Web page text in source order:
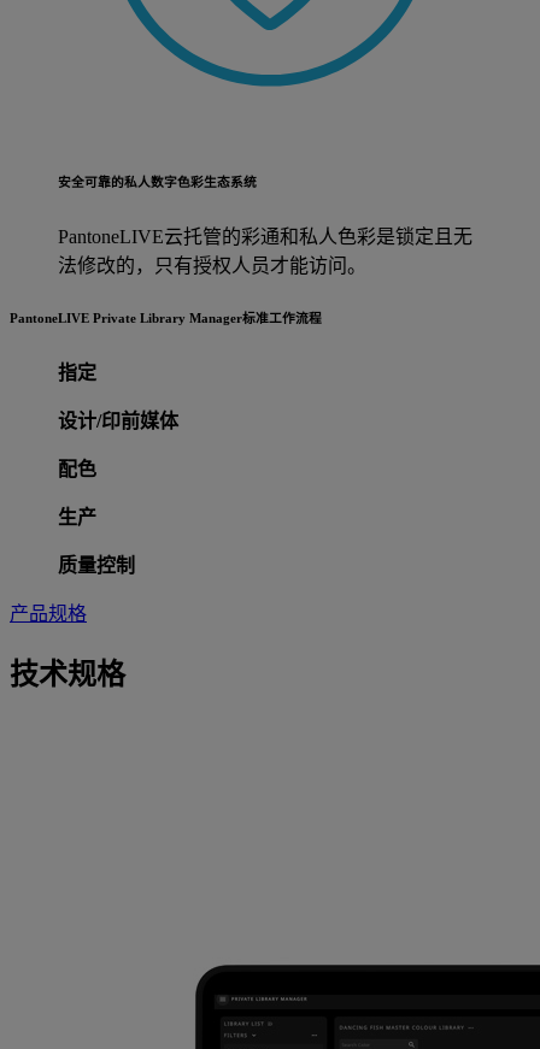
安全可靠的私人数字色彩生态系统
PantoneLIVE云托管的彩通和私人色彩是锁定且无
法修改的，只有授权人员才能访问。
PantoneLIVE Private Library Manager标准工作流程
指定
设计/印前媒体
配色
生产
质量控制
产品规格
技术规格